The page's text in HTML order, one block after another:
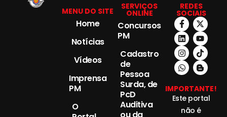
MENU DO SITE
Home
Notícias
Vídeos
Imprensa
PM
O
SERVIÇOS
ONLINE
Concursos
PM
Cadastro
de
Pessoa
Surda, de
PcD
Auditiva
ou da
REDES
SOCIAIS
IMPORTANTE!
Este portal
não é